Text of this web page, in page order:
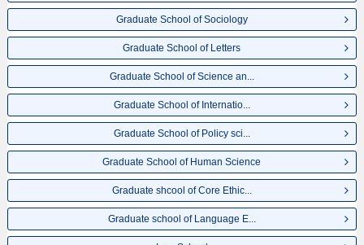
Graduate School of Sociology
Graduate School of Letters
Graduate School of Science an...
Graduate School of Internatio...
Graduate School of Policy sci...
Graduate School of Human Science
Graduate shcool of Core Ethic...
Graduate school of Language E...